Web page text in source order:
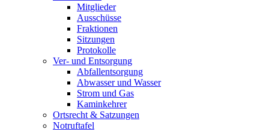
Mitglieder
Ausschüsse
Fraktionen
Sitzungen
Protokolle
Ver- und Entsorgung
Abfallentsorgung
Abwasser und Wasser
Strom und Gas
Kaminkehrer
Ortsrecht & Satzungen
Notruftafel